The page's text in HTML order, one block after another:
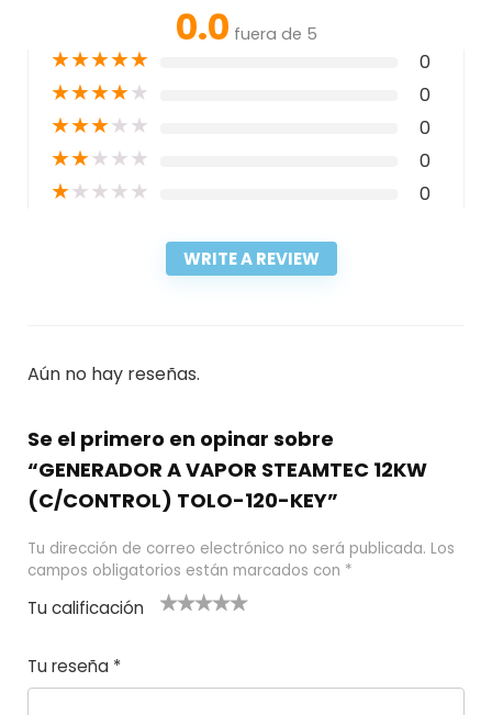
0.0 fuera de 5
★★★★★ 0
★★★★★ 0
★★★★★ 0
★★★★★ 0
★★★★★ 0
WRITE A REVIEW
Aún no hay reseñas.
Se el primero en opinar sobre
“GENERADOR A VAPOR STEAMTEC 12KW
(C/CONTROL) TOLO-120-KEY”
Tu dirección de correo electrónico no será publicada. Los
campos obligatorios están marcados con *
Tu calificación
e
5
las
s
Tu reseña *